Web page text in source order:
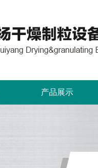
产品展示